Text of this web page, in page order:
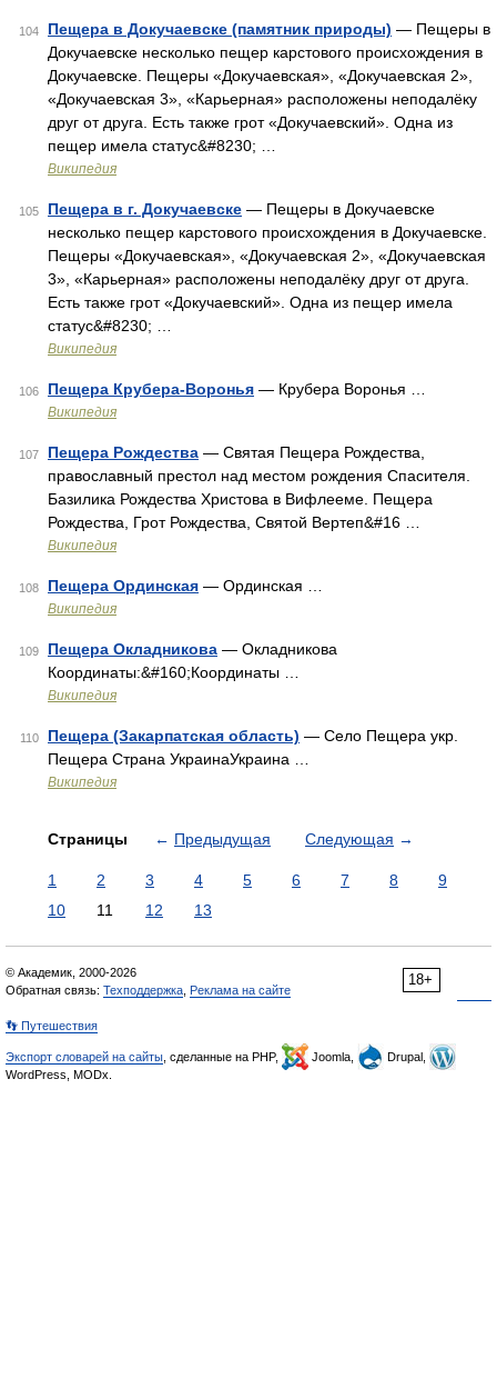
104 Пещера в Докучаевске (памятник природы) — Пещеры в
Докучаевске несколько пещер карстового происхождения в
Докучаевске. Пещеры «Докучаевская», «Докучаевская 2»,
«Докучаевская 3», «Карьерная» расположены неподалёку
друг от друга. Есть также грот «Докучаевский». Одна из
пещер имела статус&#8230; …
Википедия
105 Пещера в г. Докучаевске — Пещеры в Докучаевске
несколько пещер карстового происхождения в Докучаевске.
Пещеры «Докучаевская», «Докучаевская 2», «Докучаевская
3», «Карьерная» расположены неподалёку друг от друга.
Есть также грот «Докучаевский». Одна из пещер имела
статус&#8230; …
Википедия
106 Пещера Крубера-Воронья — Крубера Воронья …
Википедия
107 Пещера Рождества — Святая Пещера Рождества,
православный престол над местом рождения Спасителя.
Базилика Рождества Христова в Вифлееме. Пещера
Рождества, Грот Рождества, Святой Вертеп&#16 …
Википедия
108 Пещера Ординская — Ординская …
Википедия
109 Пещера Окладникова — Окладникова
Координаты:&#160;Координаты …
Википедия
110 Пещера (Закарпатская область) — Село Пещера укр.
Пещера Страна УкраинаУкраина …
Википедия
Страницы ← Предыдущая Следующая →
1 2 3 4 5 6 7 8
9
10
11 12 13
18+
© Академик, 2000-2026
Обратная связь: Техподдержка Реклама на сайте
👣 Путешествия
Экспорт словарей на сайты , сделанные на PHP, Joomla,
Drupal,
WordPress, MODx.